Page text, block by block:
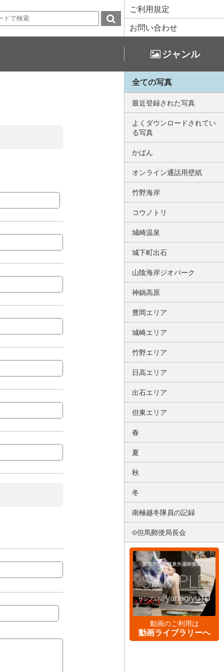
ご利用規定
お問い合わせ
ジャンル
全ての写真
最近登録された写真
よくダウンロードされてい
る写真
かばん
オンライン通話用壁紙
竹野海岸
コウノトリ
城崎温泉
城下町出石
山陰海岸ジオパーク
神鍋高原
豊岡エリア
城崎エリア
竹野エリア
日高エリア
出石エリア
但東エリア
春
夏
秋
冬
南極越冬隊員の記録
©但馬郵便局長会
動画のご利用は
動画ライブラリーへ